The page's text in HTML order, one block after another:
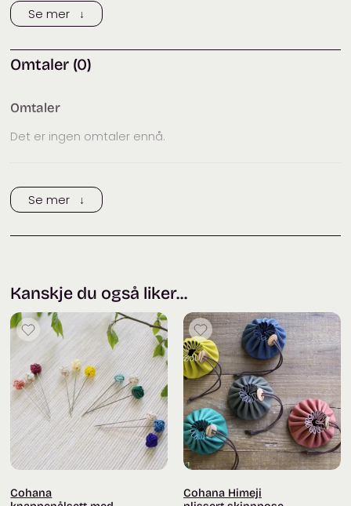
Messinglinjalen (Classic Japanese Style) kommer i to
centimeter.
Se mer ↓
Omtaler (0)
Omtaler
Det er ingen omtaler ennå.
Trykk her for å legge til en omtale
Se mer ↓
Kanskje du også liker...
Cohana
Cohana Himeji